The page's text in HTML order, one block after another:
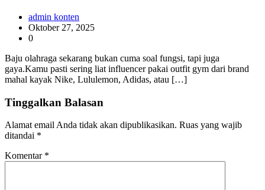
admin konten
Oktober 27, 2025
0
Baju olahraga sekarang bukan cuma soal fungsi, tapi juga
gaya.Kamu pasti sering liat influencer pakai outfit gym dari brand
mahal kayak Nike, Lululemon, Adidas, atau […]
Tinggalkan Balasan
Alamat email Anda tidak akan dipublikasikan. Ruas yang wajib
ditandai *
Komentar *